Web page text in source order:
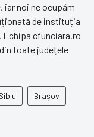
iar noi ne ocupăm
de instituția
cfunciara.ro
toate județele
Brașov